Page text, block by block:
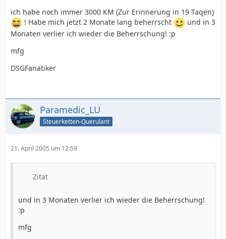
ich habe noch immer 3000 KM (Zur Erinnerung in 19 Taqen)
! Habe mich jetzt 2 Monate lang beherrscht
und in 3
Monaten verlier ich wieder die Beherrschung! :p
mfg
DSGFanatiker
Paramedic_LU
Steuerketten-Querulant
21. April 2005 um 12:59
Zitat
und in 3 Monaten verlier ich wieder die Beherrschung!
:p
mfg